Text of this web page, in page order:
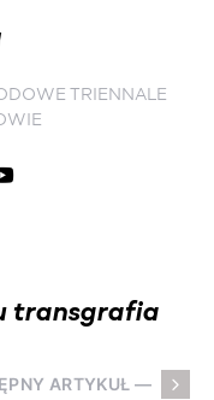
TRIENNALE
transgrafia
ARTYKUŁ —